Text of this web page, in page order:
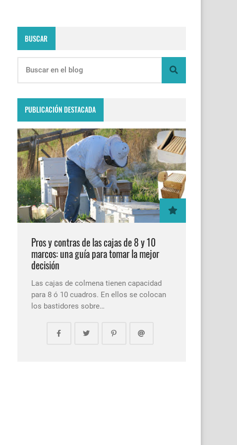
BUSCAR
PUBLICACIÓN DESTACADA
Pros y contras de las cajas de 8 y 10
marcos: una guía para tomar la mejor
decisión
Las cajas de colmena tienen capacidad
para 8 ó 10 cuadros. En ellos se colocan
los bastidores sobre…